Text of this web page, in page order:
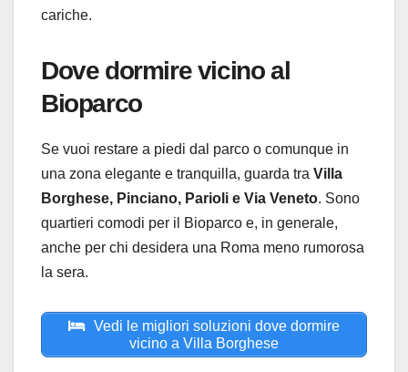
cariche.
Dove dormire vicino al
Bioparco
Se vuoi restare a piedi dal parco o comunque in
una zona elegante e tranquilla, guarda tra Villa
Borghese, Pinciano, Parioli e Via Veneto. Sono
quartieri comodi per il Bioparco e, in generale,
anche per chi desidera una Roma meno rumorosa
la sera.
Vedi le migliori soluzioni dove dormire
vicino a Villa Borghese